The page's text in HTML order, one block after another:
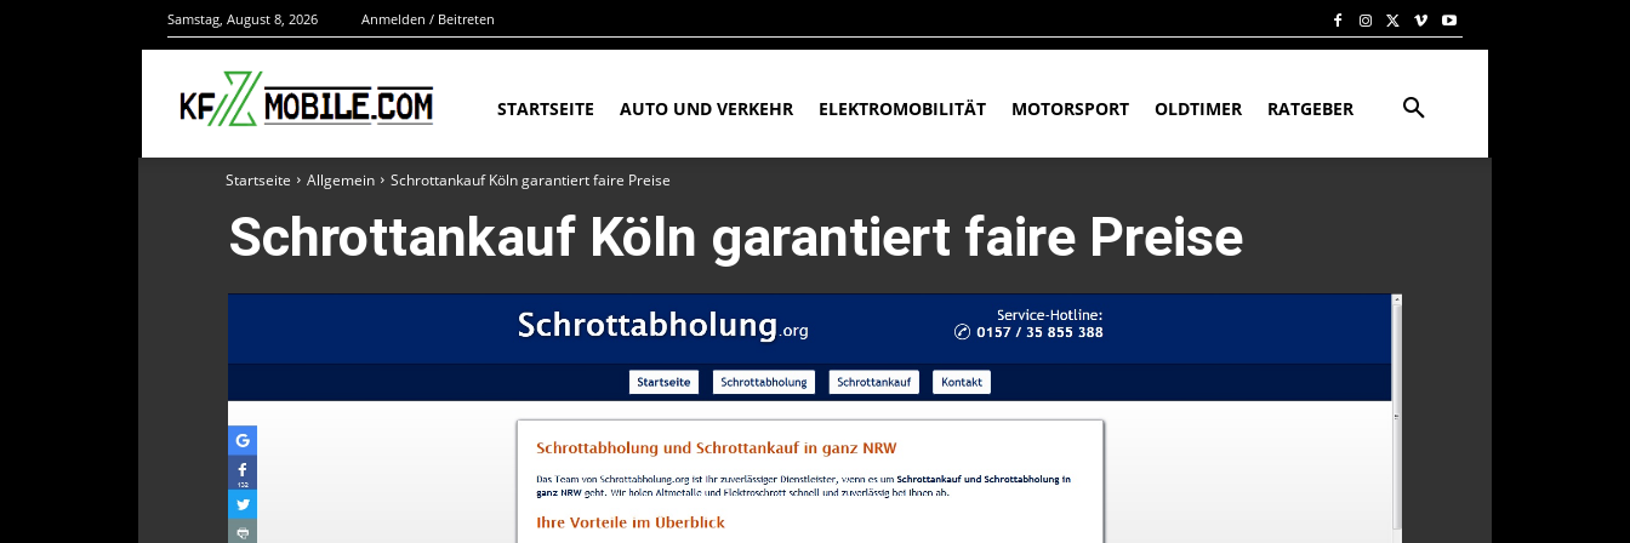
Samstag, August 8, 2026 Anmelden / Beitreten
STARTSEITE AUTO UND VERKEHR ELEKTROMOBILITÄT MOTORSPORT OLDTIMER RATGEBER
Startseite Allgemein Schrottankauf Köln garantiert faire Preise
Schrottankauf Köln garantiert faire Preise